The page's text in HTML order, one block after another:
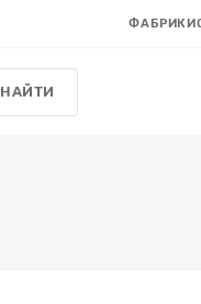
ФАБРИКИ
НАЙТИ